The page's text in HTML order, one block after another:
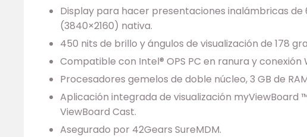
Display para hacer presentaciones inalámbricas de
(3840×2160) nativa.
450 nits de brillo y ángulos de visualización de 178
Compatible con Intel® OPS PC en ranura y conexión
Procesadores gemelos de doble núcleo, 3 GB de
Aplicación integrada de visualización
ViewBoard Cast.
Asegurado por 42Gears SureMDM.